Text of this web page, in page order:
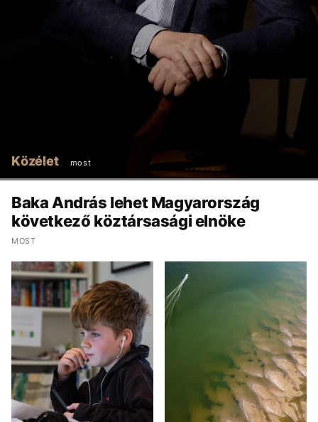
Közélet most
Baka András lehet Magyarország
következő köztársasági elnöke
MOST